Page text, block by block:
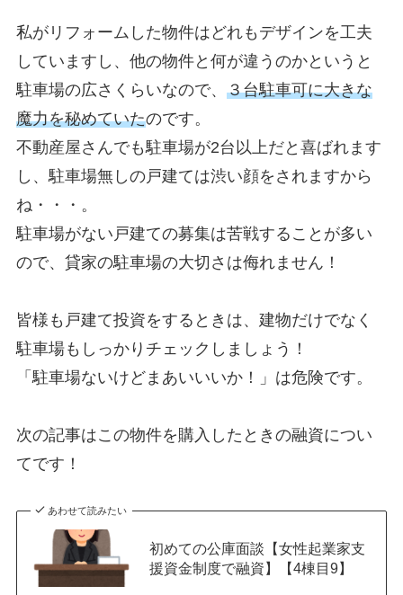
私がリフォームした物件はどれもデザインを工夫
していますし、他の物件と何が違うのかというと
駐車場の広さくらいなので、 ３台駐車可に大きな
魔力を秘めていたのです。
不動産屋さんでも駐車場が2台以上だと喜ばれます
し、駐車場無しの戸建ては渋い顔をされますから
ね・・・。
駐車場がない戸建ての募集は苦戦することが多い
ので、貸家の駐車場の大切さは侮れません！
皆様も戸建て投資をするときは、建物だけでなく
駐車場もしっかりチェックしましょう！
「駐車場ないけどまあいいいか！」は危険です。
次の記事はこの物件を購入したときの融資につい
てです！
あわせて読みたい
初めての公庫面談【女性起業家支
援資金制度で融資】【4棟目9】